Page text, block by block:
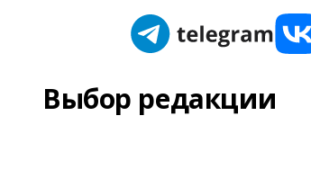
Выбор редакции